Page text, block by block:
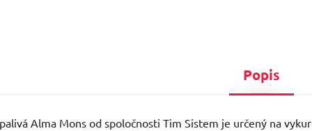
Popis
Alma Mons od spoločnosti Tim Sistem je určený na